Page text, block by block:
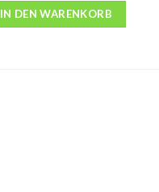
IN DEN WARENKORB